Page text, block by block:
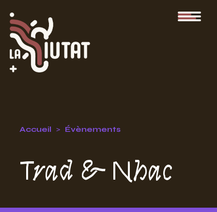
Accueil Évènements
Trad & Nhac